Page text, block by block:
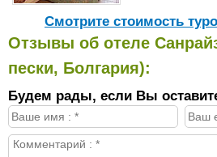
Cмотрите стоимость
Отзывы об отеле
пески, Болгария):
Будем рады, если Вы